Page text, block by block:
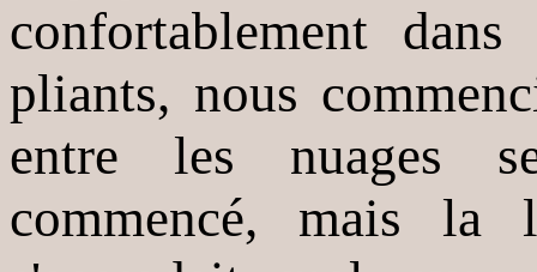
confortablement
pliants, nous
entre les nuages
commencé, mais la